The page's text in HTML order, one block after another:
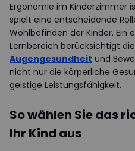
Ergonomie im Kinderzimmer
spielt eine entscheidende
Wohlbefinden der Kinder.
Lernbereich berücksichtigt die
Augengesundheit und
nicht nur die körperliche
geistige Leistungsfähigkeit.
So wählen Sie das
Ihr Kind aus